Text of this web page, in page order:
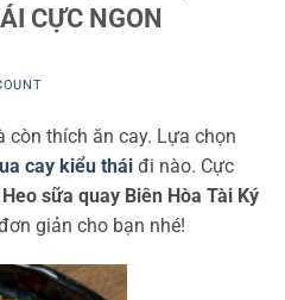
CỰC NGON
còn thích ăn cay. Lựa chọn
cay kiểu thái đi nào. Cực
Heo sữa quay Biên Hòa Tài Ký
giản cho bạn nhé!